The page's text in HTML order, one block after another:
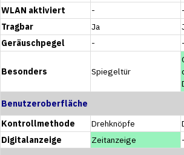
WLAN aktiviert
-
-
Tragbar
Ja
Geräuschpegel
- -
Besonders Spiegeltür
Benutzeroberfläche
Kontrollmethode
Drehknöpfe
Digitalanzeige
Zeitanzeige
-